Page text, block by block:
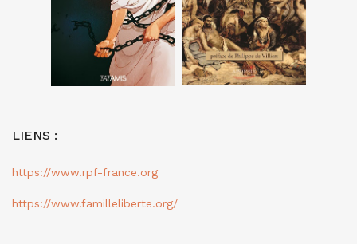
LIENS :
https://www.rpf-france.org
https://www.familleliberte.org/